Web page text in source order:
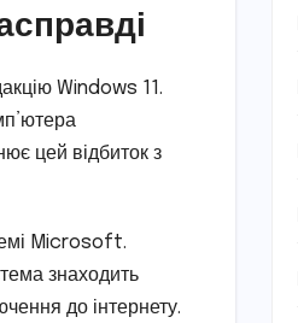
Windows 11.
цей відбиток з
Microsoft.
знаходить
до інтернету.